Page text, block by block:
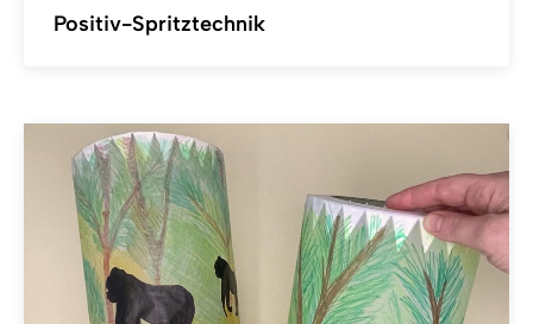
Positiv-Spritztechnik